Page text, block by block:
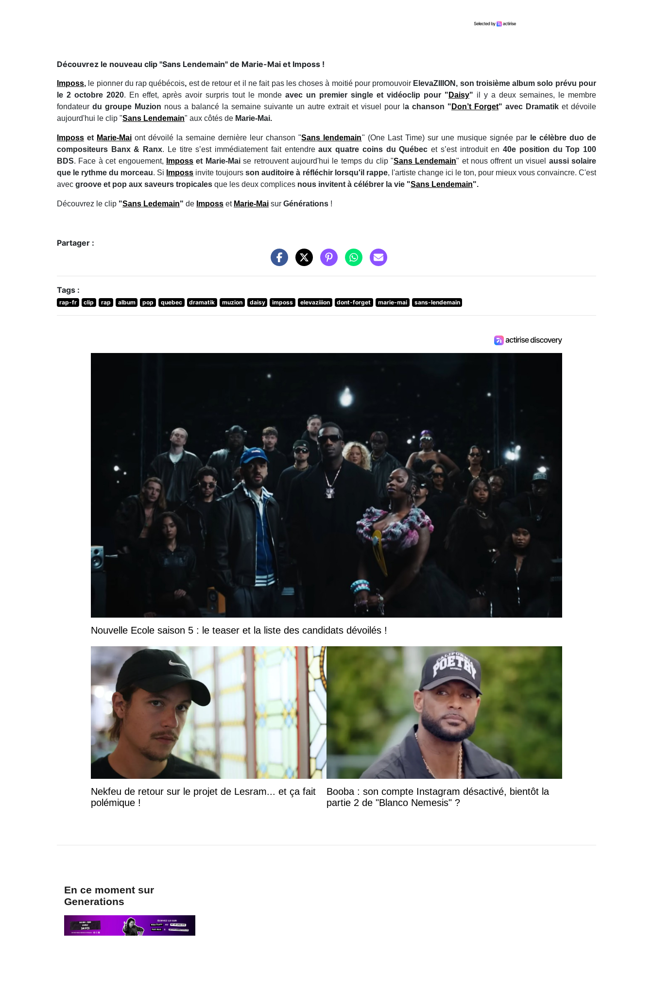
Découvrez le nouveau clip "Sans Lendemain" de Marie-Mai et Imposs !
Imposs, le pionner du rap québécois, est de retour et il ne fait pas les choses à moitié pour promouvoir ElevaZIIION, son troisième album solo prévu pour
le 2 octobre 2020. En effet, après avoir surpris tout le monde avec un premier single et vidéoclip pour " Daisy" il y a deux semaines, le membre
fondateur du groupe Muzion nous a balancé la semaine suivante un autre extrait et visuel pour l a chanson " Don’t Forget" avec Dramatik et dévoile
aujourd'hui le clip "Sans Lendemain" aux côtés de Marie-Mai.
Imposs et Marie-Mai ont dévoilé la semaine dernière leur chanson "Sans lendemain" (One Last Time) sur une musique signée par le célèbre duo de
compositeurs Banx & Ranx. Le titre s’est immédiatement fait entendreaux quatre coins du Québec et s’est introduit en40e position du Top 100
BDS. Face à cet engouement, Imposset Marie-Maise retrouvent aujourd'hui le temps du clip "Sans Lendemain" et nous offrent un visuel aussi solaire
que le rythme du morceau. Si Imposs invite toujoursson auditoire à réfléchir lorsqu'il rappe, l'artiste change ici le ton, pour mieux vous convaincre. C'est
avec groove et pop aux saveurs tropicales que les deux complices nous invitent à célébrer la vie "Sans Lendemain".
Découvrez le clip "Sans Ledemain" de Imposs et Marie-Mai sur Générations !
Partager :
Tags :
rap-fr clip rap album pop quebec dramatik muzion daisy imposs elevaziiion dont-forget marie-mai sans-lendemain
Nouvelle Ecole saison 5 : le teaser et la liste des candidats dévoilés !
Nekfeu de retour sur le projet de Lesram... et ça fait
polémique !
Booba : son compte Instagram désactivé, bientôt la
partie 2 de "Blanco Nemesis" ?
En ce moment sur
Generations